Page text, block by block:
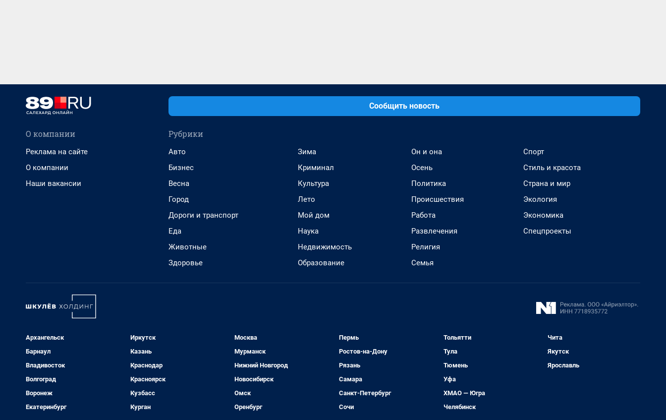
Сообщить новость
О компании
Реклама на сайте
О компании
Наши вакансии
Рубрики
Авто
Бизнес
Весна
Город
Дороги и транспорт
Еда
Животные
Здоровье
Зима
Криминал
Культура
Лето
Мой дом
Наука
Недвижимость
Образование
Он и она
Осень
Политика
Происшествия
Работа
Развлечения
Религия
Семья
Спорт
Стиль и красота
Страна и мир
Экология
Экономика
Спецпроекты
Архангельск
Барнаул
Владивосток
Волгоград
Воронеж
Екатеринбург
Иркутск
Казань
Краснодар
Красноярск
Кузбасс
Курган
Москва
Мурманск
Нижний Новгород
Новосибирск
Омск
Оренбург
Пермь
Ростов-на-Дону
Рязань
Самара
Санкт-Петербург
Сочи
Тольятти
Тула
Тюмень
Уфа
ХМАО — Югра
Челябинск
Чита
Якутск
Ярославль